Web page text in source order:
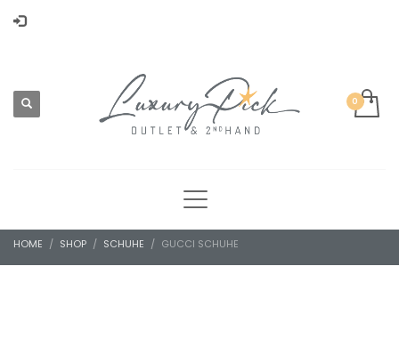
HOME SHOP SCHUHE GUCCI SCHUHE